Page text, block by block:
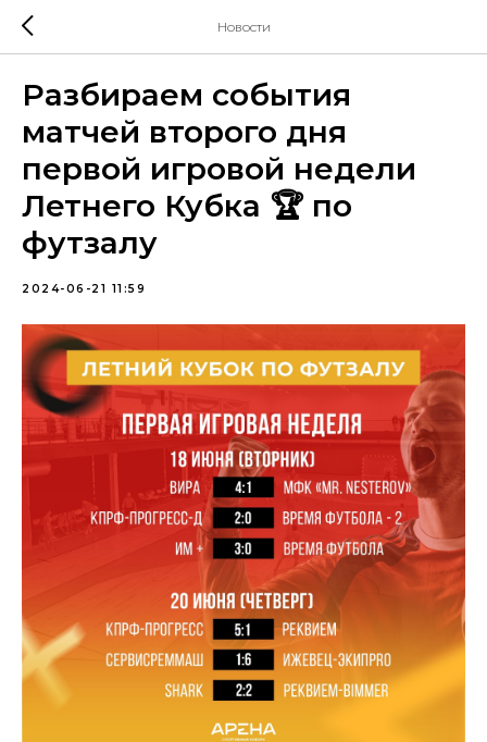
Новости
Разбираем события
матчей второго дня
первой игровой недели
Летнего Кубка 🏆 по
футзалу
2024-06-21 11:59